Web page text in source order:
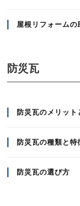
屋根リフォーム
防災瓦
防災瓦のメリット
防災瓦の種類と特
防災瓦の選び方